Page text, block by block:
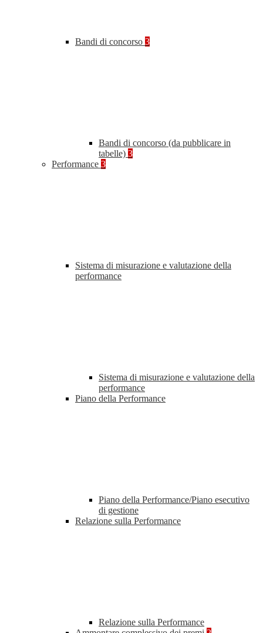
Bandi di concorso 3
Bandi di concorso (da pubblicare in
tabelle) 3
Performance 3
Sistema di misurazione e valutazione della
performance
Sistema di misurazione e valutazione della
performance
Piano della Performance
Piano della Performance/Piano esecutivo
di gestione
Relazione sulla Performance
Relazione sulla Performance